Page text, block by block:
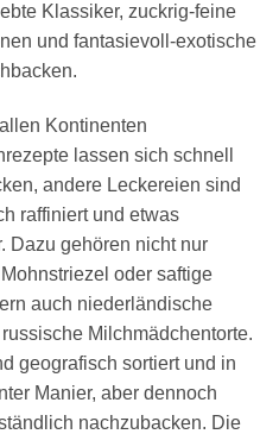
Klassiker, zuckrig-feine
und fantasievoll-exotische
Kontinenten
lassen sich schnell
andere Leckereien sind
raffiniert und etwas
Dazu gehören nicht nur
oder saftige
auch niederländische
Milchmädchentorte.
geografisch sortiert und in
Manier, aber dennoch
nachzubacken. Die